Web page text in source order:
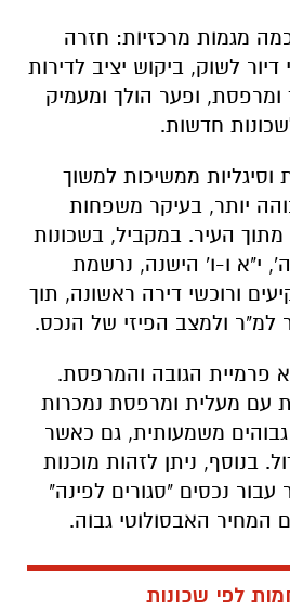
מגמות מרכזיות: חזרה
לשוק, ביקוש יציב לדירות
ומרפסת, ופער הולך ומעמיק
חדשות.
ממשיכות למשוך
יותר, בעיקר משפחות
מתוך העיר. במקביל, בשכונות
י"א ו-ו' הישנה, נרשמת
ורוכשי דירה ראשונה, תוך
למ"ר ולמצב הפיזי של הנכס.
פרמיית הגובה והמרפסת.
עם מעלית ומרפסת נמכרות
גבוהים משמעותית, גם כאשר
בנוסף, ניתן לזהות מוכנות
נכסים "סגורים לפינה"
המחיר האבסולוטי גבוה.
לפי שכונות